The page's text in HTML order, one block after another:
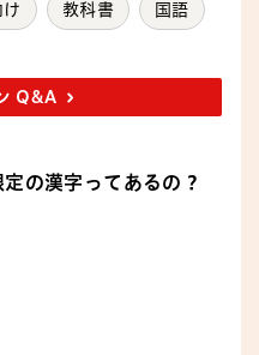
教科書 国語
Q&A
の漢字ってあるの？